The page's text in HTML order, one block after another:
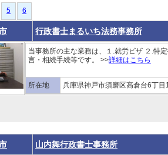
5 6
行政書士まるいち法務事務所
当事務所の主な業務は、１.就労ビザ ２.特
言・相続手続等です。 >>詳細はこちら
所在地 兵庫県神戸市須磨区高倉台6丁
山内舞行政書士事務所